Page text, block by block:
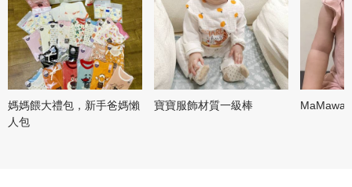
媽媽餵大禮包，新手爸媽懶
人包
寶寶服飾材質一級棒